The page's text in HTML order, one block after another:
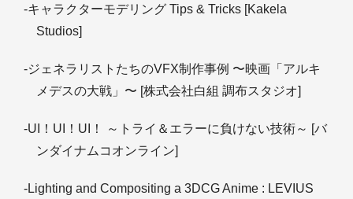
-キャラクターモデリング Tips & Tricks [Kakela
Studios]
-ジェネラリストたちのVFX制作事例 〜映画「アルキ
メデスの大戦」〜 [株式会社白組 調布スタジオ]
-UI！UI！UI！ ～トライ＆エラーに負けない技術～ [バ
ンダイナムコオンライン]
-Lighting and Compositing a 3DCG Anime : LEVIUS